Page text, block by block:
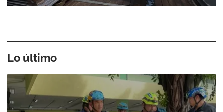
Lo último